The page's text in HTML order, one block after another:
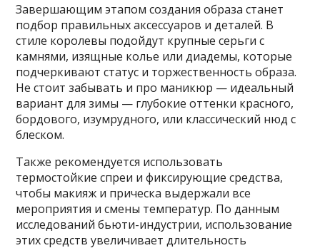
Завершающим этапом создания образа станет
подбор правильных аксессуаров и деталей. В
стиле королевы подойдут крупные серьги с
камнями, изящные колье или диадемы, которые
подчеркивают статус и торжественность образа.
Не стоит забывать и про маникюр — идеальный
вариант для зимы — глубокие оттенки красного,
бордового, изумрудного, или классический нюд с
блеском.
Также рекомендуется использовать
термостойкие спреи и фиксирующие средства,
чтобы макияж и прическа выдержали все
мероприятия и смены температур. По данным
исследований бьюти-индустрии, использование
этих средств увеличивает длительность